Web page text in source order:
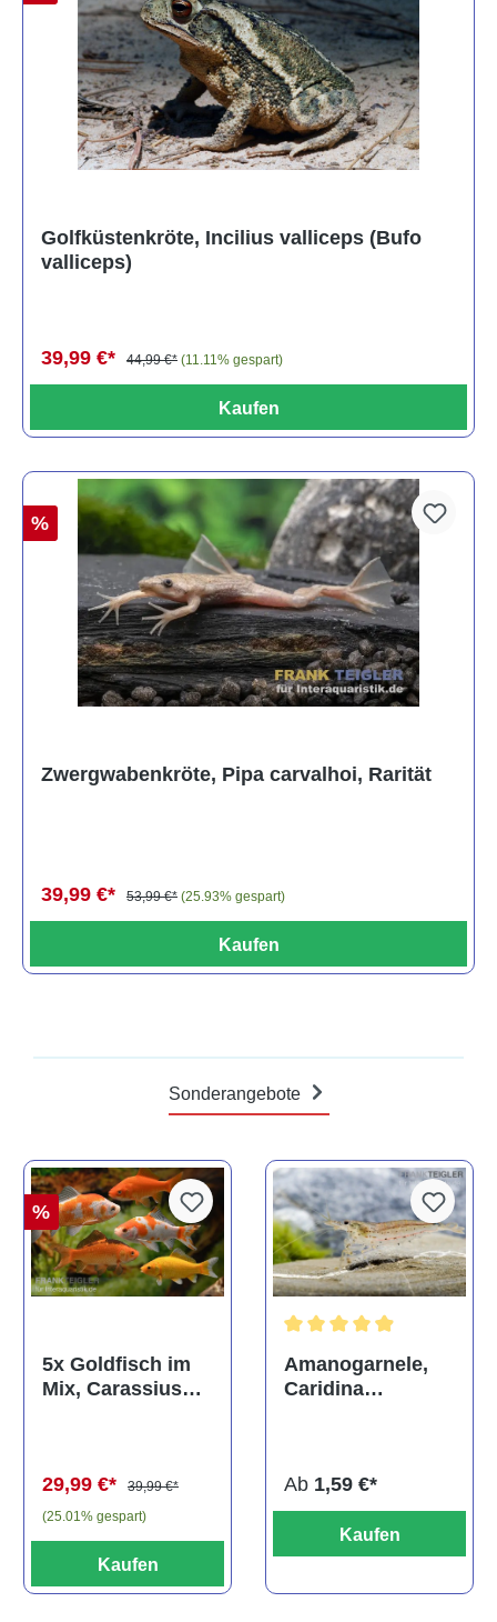
Golfküstenkröte, Incilius valliceps (Bufo
valliceps)
39,99 €* 44,99 €* (11.11% gespart)
Kaufen
%
Zwergwabenkröte, Pipa carvalhoi, Rarität
39,99 €* 53,99 €* (25.93% gespart)
Kaufen
Sonderangebote
%
5x Goldfisch im
Mix, Carassius
29,99 €*
39,99 €*
(25.01% gespart)
Kaufen
Amanogarnele,
Caridina
Ab 1,59 €*
Kaufen